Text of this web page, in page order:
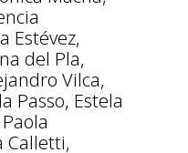
Estévez,
Vilca,
Passo, Estela
Calletti,